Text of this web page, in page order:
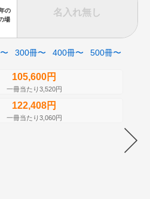
の
場
名入れ無し
300冊〜 400冊〜 500冊〜
105,600円
一冊当たり3,520円
122,408円
一冊当たり3,060円